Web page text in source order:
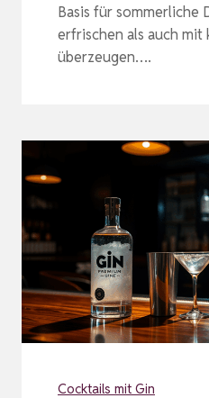
Basis für sommerliche
erfrischen als auch mit
überzeugen….
Cocktails mit Gin